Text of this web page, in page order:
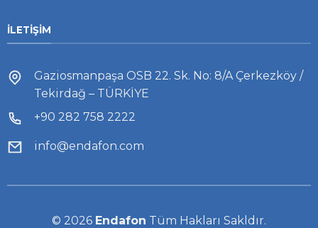
İLETIŞIM
Gaziosmanpaşa OSB 22. Sk. No: 8/A Çerkezköy /
Tekirdağ – TÜRKİYE
+90 282 758 2222
info@endafon.com
© 2026 Endafon Tüm Hakları Sakldır.